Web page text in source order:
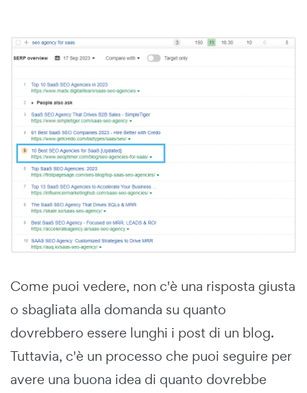
Come puoi vedere, non c'è una risposta giusta
o sbagliata alla domanda su quanto
dovrebbero essere lunghi i post di un blog.
Tuttavia, c'è un processo che puoi seguire per
avere una buona idea di quanto dovrebbe